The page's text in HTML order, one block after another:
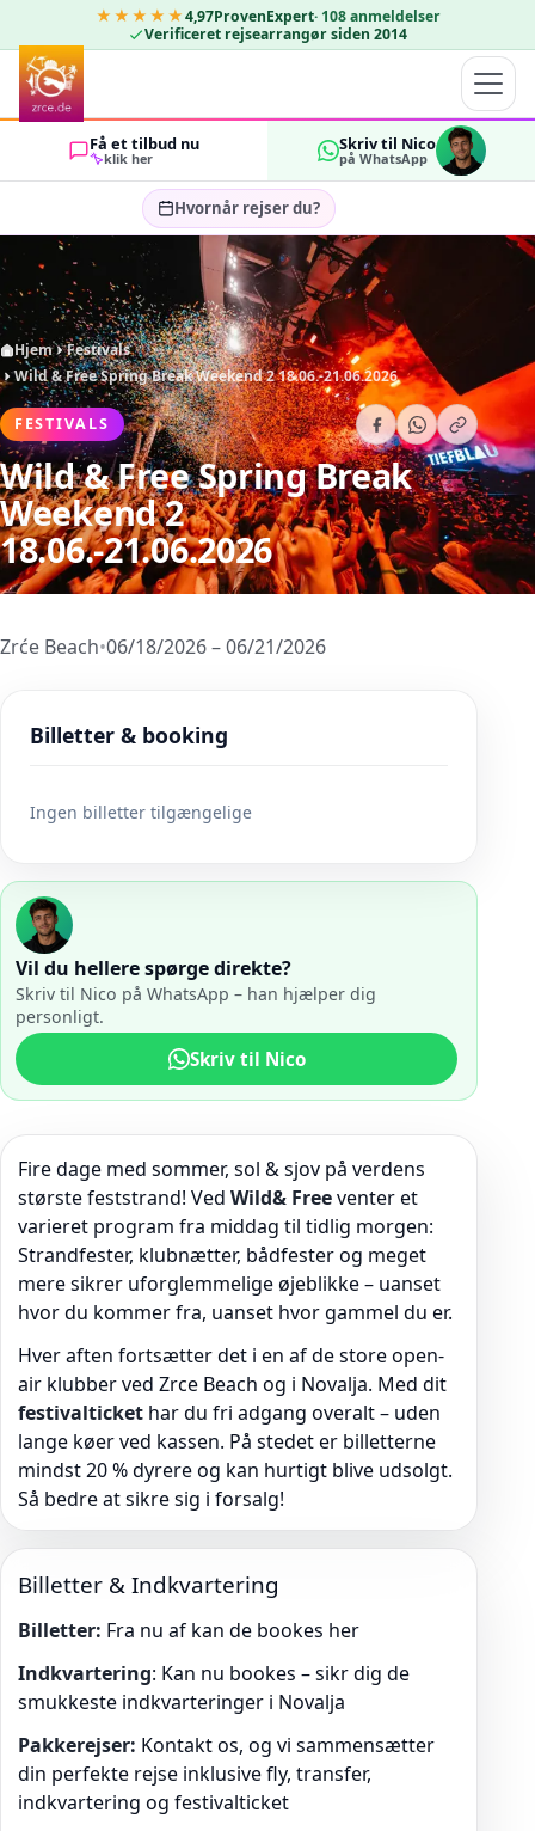
★★★★★4,97ProvenExpert· 108 anmeldelser
Verificeret rejsearrangør siden 2014
Få et tilbud nu
klik her
Skriv til Nico
på WhatsApp
Hvornår rejser du?
Vælg rejsedatoer…
GÆSTER
2
Hjem
Festivals
Wild & Free Spring Break Weekend 2 18.06.-21.06.2026
FESTIVALS
Wild & Free Spring Break
Weekend 2
18.06.-21.06.2026
Zrće Beach•06/18/2026 – 06/21/2026
Billetter & booking
Ingen billetter tilgængelige
Vil du hellere spørge direkte?
Skriv til Nico på WhatsApp – han hjælper dig
personligt.
Skriv til Nico
Fire dage med sommer, sol & sjov på verdens
største feststrand! Ved Wild& Freeventer et
varieret program fra middag til tidlig morgen:
Strandfester, klubnætter, bådfester og meget
mere sikrer uforglemmelige øjeblikke – uanset
hvor du kommer fra, uanset hvor gammel du er.
Hver aften fortsætter det i en af de store open-
air klubber ved Zrce Beach og i Novalja. Med dit
festivalticket har du fri adgang overalt – uden
lange køer ved kassen. På stedet er billetterne
mindst 20 % dyrere og kan hurtigt blive udsolgt.
Så bedre at sikre sig i forsalg!
Billetter & Indkvartering
Billetter: Fra nu af kan de bookes her
Indkvartering: Kan nu bookes – sikr dig de
smukkeste indkvarteringer i Novalja
Pakkerejser: Kontakt os, og vi sammensætter
din perfekte rejse inklusive fly, transfer,
indkvartering og festivalticket